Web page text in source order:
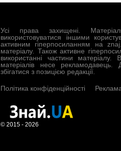
Усі права захищені.
використовуватися іншими
активним гіперпосиланням на
матеріалу. Також активне
використанні частини матеріалу.
матеріалів несе
збігатися з позицією редакції.
Політика конфіденційності
© 2015 - 2026